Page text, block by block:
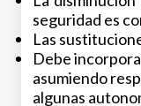
seguridad es
Las
Debe
asumiendo
algunas